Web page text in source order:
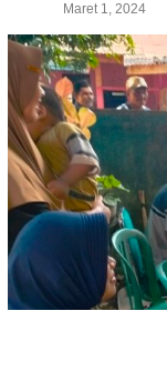
Maret 1, 2024